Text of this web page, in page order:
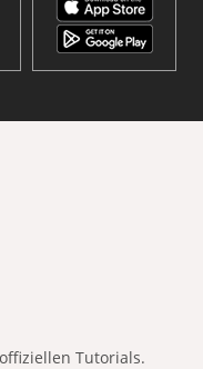
Tutorials.